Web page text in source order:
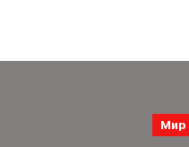
Мир